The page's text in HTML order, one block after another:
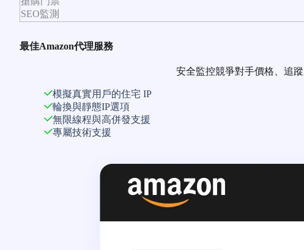
SEO監測
最佳Amazon代理服務
安全監控競爭對手價格、追
模擬真實用戶的住宅 IP
輪換與靜態IP選項
無限線程與高併發支援
專屬技術支援